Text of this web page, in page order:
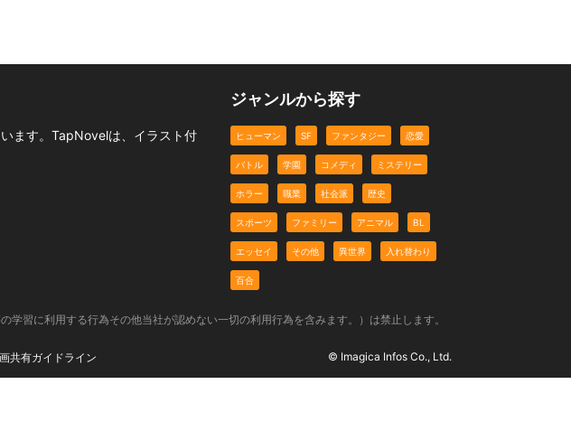
ます。TapNovelは、イラスト付
ジャンルから探す
ヒューマン SF ファンタジー 恋愛
バトル 学園 コメディ ミステリー
ホラー 職業 社会派 歴史
スポーツ ファミリー アニマル BL
エッセイ その他 異世界 入れ替わり
百合
習に利用する行為その他当社が認めない一切の利用行為を含みます。）は禁止します。
共有ガイドライン © Imagica Infos Co., Ltd.